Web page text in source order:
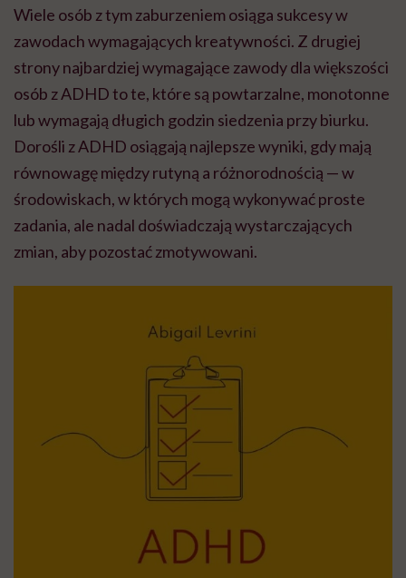
Wiele osób z tym zaburzeniem osiąga sukcesy w
zawodach wymagających kreatywności. Z drugiej
strony najbardziej wymagające zawody dla większości
osób z ADHD to te, które są powtarzalne, monotonne
lub wymagają długich godzin siedzenia przy biurku.
Dorośli z ADHD osiągają najlepsze wyniki, gdy mają
równowagę między rutyną a różnorodnością — w
środowiskach, w których mogą wykonywać proste
zadania, ale nadal doświadczają wystarczających
zmian, aby pozostać zmotywowani.